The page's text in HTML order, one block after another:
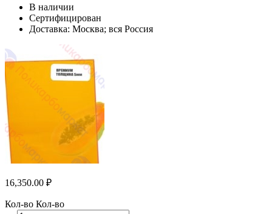
В наличии
Сертифицирован
Доставка: Москва; вся Россия
16,350.00 ₽
Кол-во Кол-во